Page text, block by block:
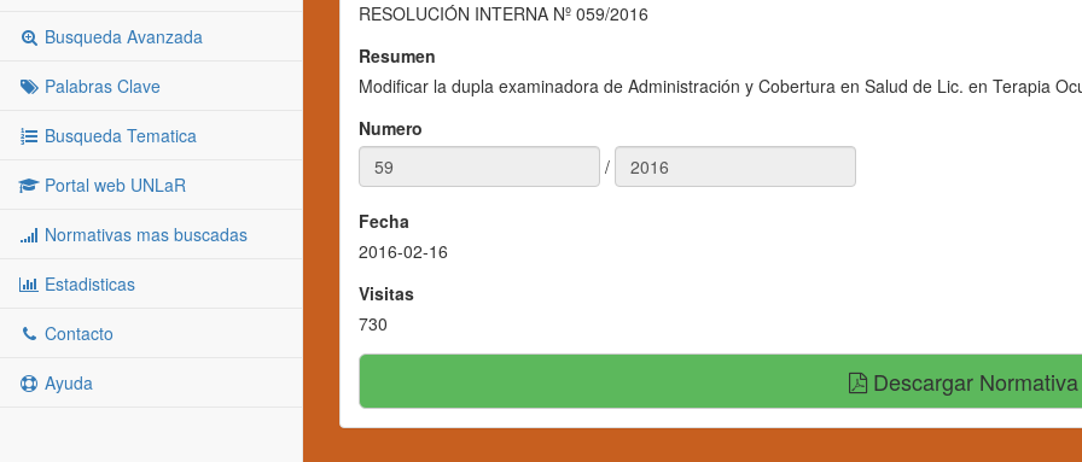
Busqueda Avanzada
Palabras Clave
Busqueda Tematica
Portal web UNLaR
Normativas mas buscadas
Estadisticas
Contacto
Ayuda
RESOLUCIÓN INTERNA Nº 059/2016
Resumen
Modificar la dupla examinadora de Administración y Cobertura en Salud de Lic. en Terapia
Numero
/
Fecha
2016-02-16
Visitas
730
Descargar Normativa